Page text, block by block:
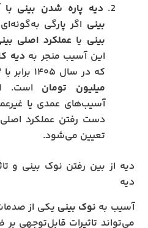
دیه پاره شدن بینی
بینی اگر پارگی
بینی یاعملکرد اصلی
این آسیب منجر بهدیه
که در سال ۱۴۰۵ برابر با
میلیون تومان است.
آسیب‌های عمدی یا
دست رفتن عملکرد
تعیین می‌شود.
دیه از بین رفتن نوک بینی و
دیه
آسیب به نوک بینی یکی از
می‌تواند تاثیرات قابل‌توجهی بر